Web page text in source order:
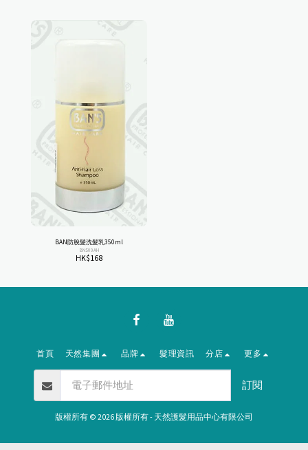
BAN防脫髮洗髮乳350ml
BNS00AH
HK$168
首頁 天然集團 品牌 髮理資訊 分店 更多
訂閱
版權所有 © 2026 版權所有 - 天然護髮用品中心有限公司